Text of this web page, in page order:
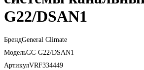
G22/DSAN1
БрендGeneral Climate
МодельGC-G22/DSAN1
АртикулVRF334449